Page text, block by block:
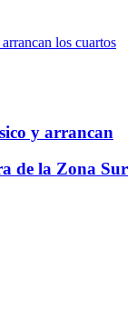
y arrancan
de la Zona Sur